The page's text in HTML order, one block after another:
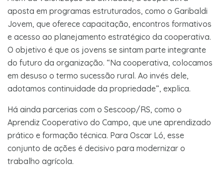
aposta em programas estruturados, como o Garibaldi
Jovem, que oferece capacitação, encontros formativos
e acesso ao planejamento estratégico da cooperativa.
O objetivo é que os jovens se sintam parte integrante
do futuro da organização. “Na cooperativa, colocamos
em desuso o termo sucessão rural. Ao invés dele,
adotamos continuidade da propriedade”, explica.
Há ainda parcerias com o Sescoop/RS, como o
Aprendiz Cooperativo do Campo, que une aprendizado
prático e formação técnica. Para Oscar Ló, esse
conjunto de ações é decisivo para modernizar o
trabalho agrícola.